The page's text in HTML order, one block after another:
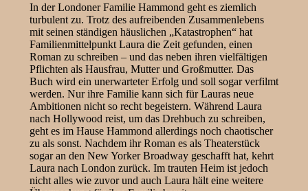
In der Londoner Familie Hammond geht es ziemlich
turbulent zu. Trotz des aufreibenden Zusammenlebens
mit seinen ständigen häuslichen „Katastrophen“ hat
Familienmittelpunkt Laura die Zeit gefunden, einen
Roman zu schreiben – und das neben ihren vielfältigen
Pflichten als Hausfrau, Mutter und Großmutter. Das
Buch wird ein unerwarteter Erfolg und soll sogar verfilmt
werden. Nur ihre Familie kann sich für Lauras neue
Ambitionen nicht so recht begeistern. Während Laura
nach Hollywood reist, um das Drehbuch zu schreiben,
geht es im Hause Hammond allerdings noch chaotischer
zu als sonst. Nachdem ihr Roman es als Theaterstück
sogar an den New Yorker Broadway geschafft hat, kehrt
Laura nach London zurück. Im trauten Heim ist jedoch
nicht alles wie zuvor und auch Laura hält eine weitere